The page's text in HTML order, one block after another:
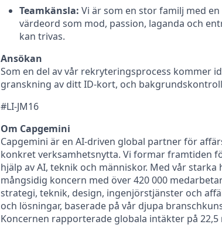
Teamkänsla: Vi är som en stor familj med
värdeord som mod, passion, laganda och
kan trivas.
Ansökan
Som en del av vår rekryteringsprocess kommer
granskning av ditt ID-kort, och
#LI-JM16
Om Capgemini
Capgemini är en AI-driven global partner för
konkret verksamhetsnytta. Vi formar framtiden
hjälp av AI, teknik och människor. Med vår
mångsidig koncern med över 420 000
strategi, teknik, design, ingenjörstjänster och
och lösningar, baserade på vår djupa
Koncernen rapporterade globala intäkter på